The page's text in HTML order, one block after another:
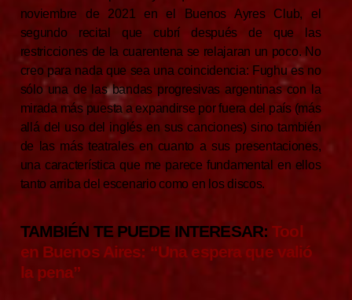
noviembre de 2021 en el Buenos Ayres Club, el
segundo recital que cubrí después de que las
restricciones de la cuarentena se relajaran un poco. No
creo para nada que sea una coincidencia: Fughu es no
sólo una de las bandas progresivas argentinas con la
mirada más puesta a expandirse por fuera del país (más
allá del uso del inglés en sus canciones) sino también
de las más teatrales en cuanto a sus presentaciones,
una característica que me parece fundamental en ellos
tanto arriba del escenario como en los discos.
TAMBIÉN TE PUEDE INTERESAR:Tool
en Buenos Aires: “Una espera que valió
la pena”